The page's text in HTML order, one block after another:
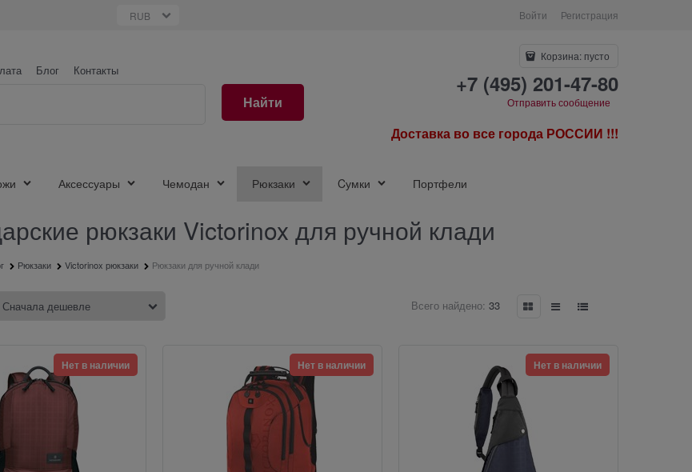
Войти Регистрация
Блог Контакты
Найти
Корзина: пусто
+7 (495) 201-47-80
Отправить сообщение
Доставка во все города РОССИИ !!!
Аксессуары Чемодан Рюкзаки Cумки Портфели
рюкзаки Victorinox для ручной клади
Рюкзаки Victorinox рюкзаки Рюкзаки для ручной клади
Всего найдено: 33
Нет в наличии Нет в наличии Нет в наличии